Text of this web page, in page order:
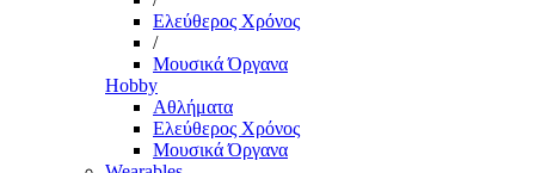
Ελεύθερος Χρόνος
/
Μουσικά Όργανα
Hobby
Αθλήματα
Ελεύθερος Χρόνος
Μουσικά Όργανα